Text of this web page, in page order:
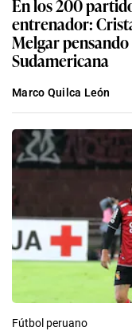
En los 200
entrenador:
Melgar
Sudamericana
Marco Quilca León
Fútbol peruano